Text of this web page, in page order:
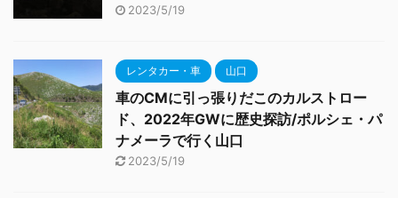
2023/5/19
レンタカー・車 山口
車のCMに引っ張りだこのカルストロー
ド、2022年GWに歴史探訪/ポルシェ・パ
ナメーラで行く山口
2023/5/19